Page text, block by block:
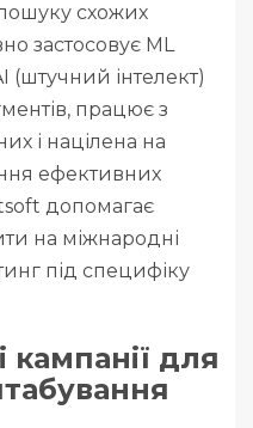
схожих
застосовує ML
інтелект)
працює з
і націлена на
ефективних
допомагає
на міжнародні
під специфіку
кампанії для